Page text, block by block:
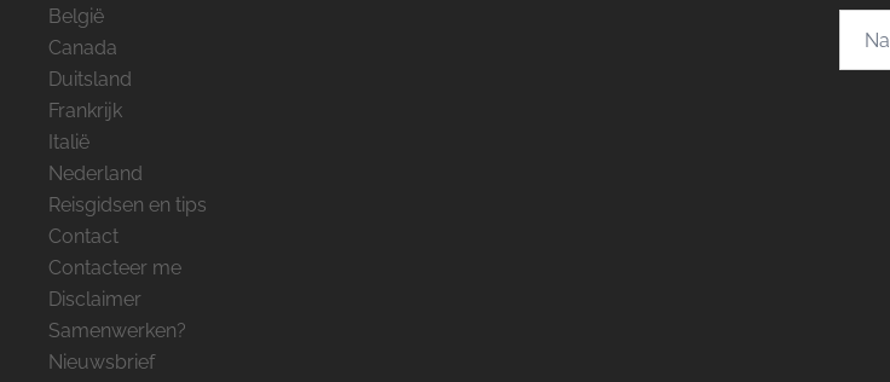
België
Canada
Duitsland
Frankrijk
Italië
Nederland
Reisgidsen en tips
Contact
Contacteer me
Disclaimer
Samenwerken?
Nieuwsbrief